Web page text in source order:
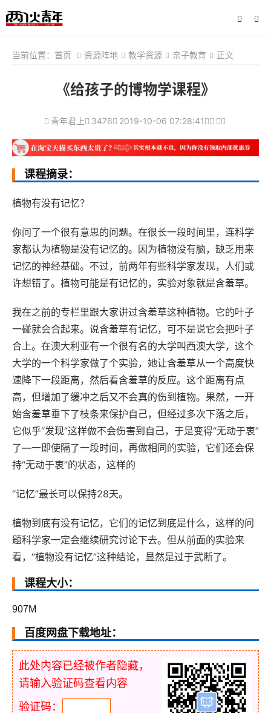
当前位置： 首页 资源阵地 教学资源 亲子教育 正文
《给孩子的博物学课程》
青年君上 3476 2019-10-06 07:28:41
课程摘录：
植物有没有记忆？
你问了一个很有意思的问题。在很长一段时间里，连科学
家都认为植物是没有记忆的。因为植物没有脑，缺乏用来
记忆的神经基础。不过，前两年有些科学家发现，人们或
许想错了。植物可能是有记忆的，实验对象就是含羞草。
我在之前的专栏里跟大家讲过含羞草这种植物。它的叶子
一碰就会合起来。说含羞草有记忆，可不是说它会把叶子
合上。在澳大利亚有一个很有名的大学叫西澳大学，这个
大学的一个科学家做了个实验，她让含羞草从一个高度快
速降下一段距离，然后看含羞草的反应。这个距离有点
高，但增加了缓冲之后又不会真的伤到植物。果然，一开
始含羞草垂下了枝条来保护自己，但经过多次下落之后，
它似乎“发现”这样做不会伤害到自己，于是变得“无动于衷”
了—一即使隔了一段时间，再做相同的实验，它们还会保
持“无动于衷”的状态，这样的
“记忆”最长可以保持28天。
植物到底有没有记忆，它们的记忆到底是什么，这样的问
题科学家一定会继续研究讨论下去。但从前面的实验来
看，“植物没有记忆”这种结论，显然是过于武断了。
课程大小：
907M
百度网盘下载地址：
此处内容已经被作者隐藏，
请输入验证码查看内容
验证码：